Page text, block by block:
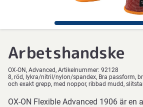
Arbetshandske
OX-ON Advanced Artikelnummer: 92128
8, röd, lykra/nitril/nylon/spandex, Bra passform,
och exakt grepp, med noppor, ribbad mudd,
OX-ON Flexible Advanced 1906 är en